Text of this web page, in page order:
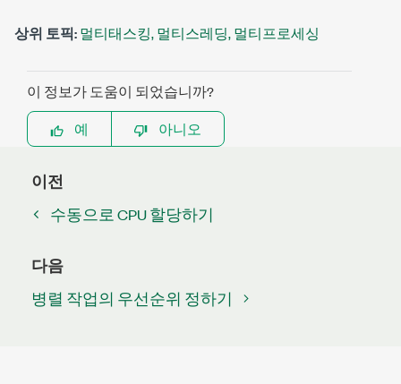
상위 토픽:멀티태스킹, 멀티스레딩, 멀티프로세싱
이 정보가 도움이 되었습니까?
예
아니오
이전
수동으로 CPU 할당하기
다음
병렬 작업의 우선순위 정하기